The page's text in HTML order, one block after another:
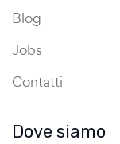
Blog
Jobs
Contatti
Dove siamo